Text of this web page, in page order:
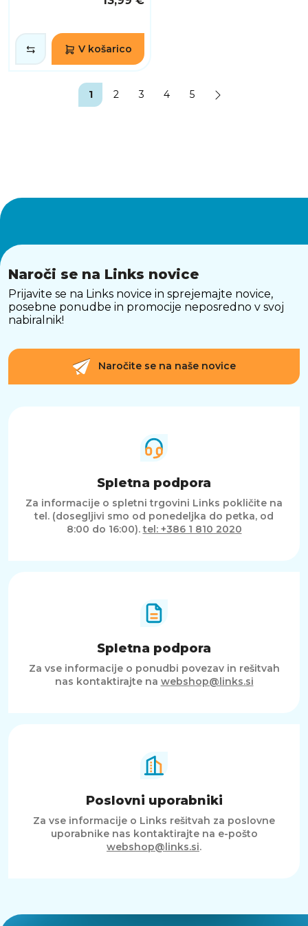
V košarico
1 2 3 4 5
Naroči se na Links novice
Prijavite se na Links novice in sprejemajte novice,
posebne ponudbe in promocije neposredno v svoj
nabiralnik!
Naročite se na naše novice
Spletna podpora
Za informacije o spletni trgovini Links pokličite na
tel. (dosegljivi smo od ponedeljka do petka, od
8:00 do 16:00).tel: +386 1 810 2020
Spletna podpora
Za vse informacije o ponudbi povezav in rešitvah
nas kontaktirajte na webshop@links.si
Poslovni uporabniki
Za vse informacije o Links rešitvah za poslovne
uporabnike nas kontaktirajte na e-pošto
webshop@links.si.